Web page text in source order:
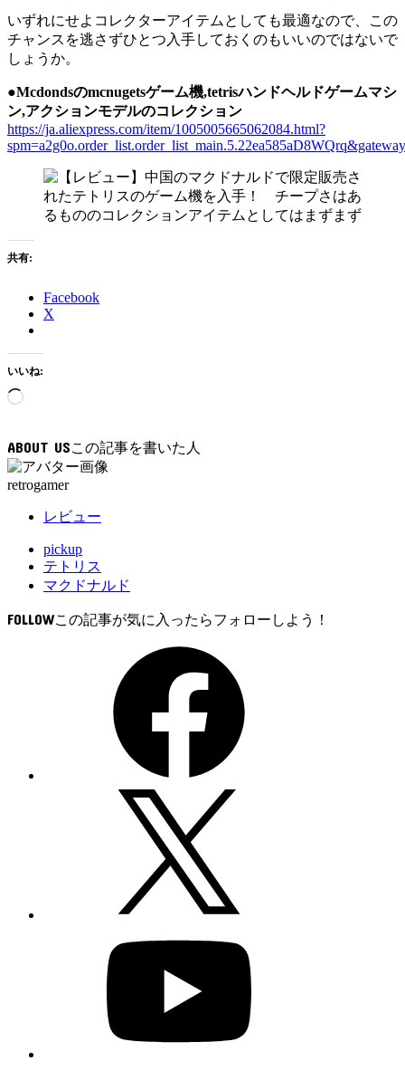
いずれにせよコレクターアイテムとしても最適なので、この
チャンスを逃さずひとつ入手しておくのもいいのではないで
しょうか。
●Mcdondsのmcnugetsゲーム機,tetrisハンドヘルドゲームマシ
ン,アクションモデルのコレクション
https://ja.aliexpress.com/item/1005005665062084.html?
共有:
Facebook
X
いいね:
読
み
中…
ABOUT US
retrogamer
レビュー
pickup
テトリス
マクドナルド
FOLLOW